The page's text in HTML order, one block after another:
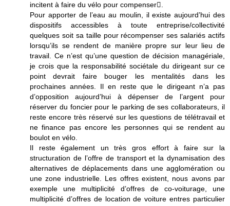
incitent à faire du vélo pour compenser.
Pour apporter de l’eau au moulin, il existe aujourd’hui des
dispositifs accessibles à toute entreprise/collectivité
quelques soit sa taille pour récompenser ses salariés actifs
lorsqu’ils se rendent de manière propre sur leur lieu de
travail. Ce n’est qu’une question de décision managériale,
je crois que la responsabilité sociétale du dirigeant sur ce
point devrait faire bouger les mentalités dans les
prochaines années. Il en reste que le dirigeant n’a pas
d’opposition aujourd’hui à dépenser de l’argent pour
réserver du foncier pour le parking de ses collaborateurs, il
reste encore très réservé sur les questions de télétravail et
ne finance pas encore les personnes qui se rendent au
boulot en vélo.
Il reste également un très gros effort à faire sur la
structuration de l’offre de transport et la dynamisation des
alternatives de déplacements dans une agglomération ou
une zone industrielle. Les offres existent, nous avons par
exemple une multiplicité d’offres de co-voiturage, une
multiplicité d’offres de location de voiture entres particulier